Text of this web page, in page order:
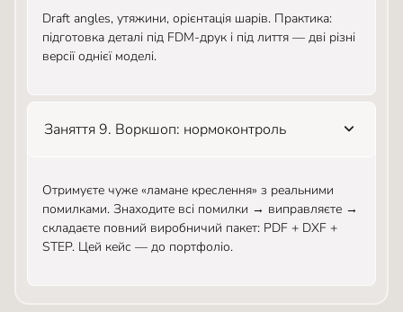
Draft angles, утяжини, орієнтація шарів. Практика:
підготовка деталі під FDM-друк і під лиття — дві різні
версії однієї моделі.
Заняття 9. Воркшоп: нормоконтроль
Отримуєте чуже «ламане креслення» з реальними
помилками. Знаходите всі помилки → виправляєте →
складаєте повний виробничий пакет: PDF + DXF +
STEP. Цей кейс — до портфоліо.